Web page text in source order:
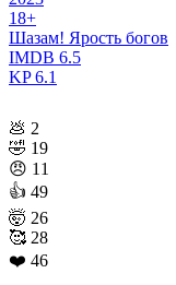
18+
Шазам! Ярость богов
IMDB 6.5
KP6.1
💩 2
🤣 19
😠 11
👍 49
🤯 26
🥰 28
❤️ 46